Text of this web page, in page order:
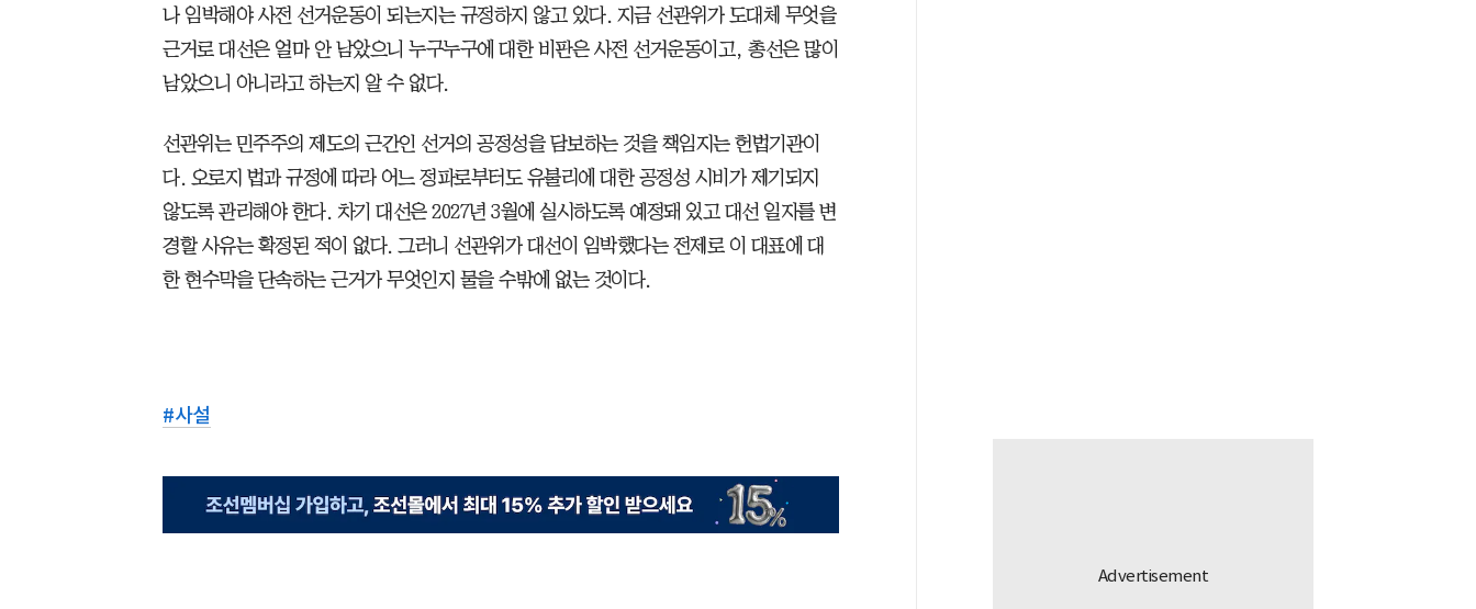
나 임박해야 사전 선거운동이 되는지는 규정하지 않고 있다. 지금 선관위가 도대체 무엇을
근거로 대선은 얼마 안 남았으니 누구누구에 대한 비판은 사전 선거운동이고, 총선은 많이
남았으니 아니라고 하는지 알 수 없다.
선관위는 민주주의 제도의 근간인 선거의 공정성을 담보하는 것을 책임지는 헌법기관이
다. 오로지 법과 규정에 따라 어느 정파로부터도 유불리에 대한 공정성 시비가 제기되지
않도록 관리해야 한다. 차기 대선은 2027년 3월에 실시하도록 예정돼 있고 대선 일자를 변
경할 사유는 확정된 적이 없다. 그러니 선관위가 대선이 임박했다는 전제로 이 대표에 대
한 현수막을 단속하는 근거가 무엇인지 물을 수밖에 없는 것이다.
#사설